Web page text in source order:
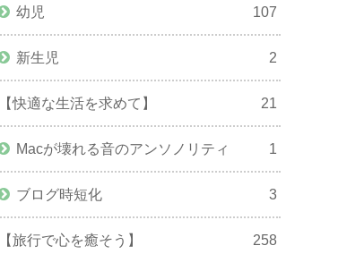
幼児 107
新生児 2
【快適な生活を求めて】 21
Macが壊れる音のアンソノリティ 1
ブログ時短化 3
【旅行で心を癒そう】 258